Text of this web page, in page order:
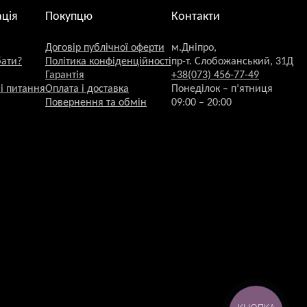
питання
Покупцю
Договір публічної оферти
Політика конфіденційності
Гарантія
Оплата і доставка
Повернення та обмін
Контакти
м.Дніпро,
пр-т. Слобожанський, 31Д
+38(073) 456-77-49
Понеділок – п’ятниця
09:00 – 20:00